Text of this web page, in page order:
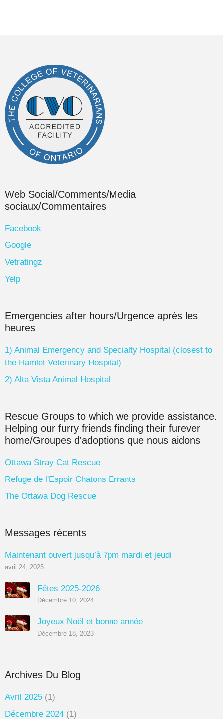
Web Social/Comments/Media
sociaux/Commentaires
Facebook
Google
Vetratingz
Yelp
Emergencies after hours/Urgence après les
heures
1) Animal Emergency and Specialty Hospital (closest to
the Hamlet Veterinary Hospital)
2) Alta Vista Animal Hospital
Rescue Groups to which we provide assistance.
Helping our furry friends finding their furever
home/Groupes d'adoptions que nous aidons
Ottawa Stray Cat Rescue
Refuge de l'Espoir Chatons Errants
The Ottawa Dog Rescue
Messages récents
Maintenant ouvert jusqu’à 7pm mardi et jeudi
avril 24, 2025
Fêtes 2025-2026
Décembre 10, 2024
Joyeux Noël et bonne année
Décembre 18, 2023
Archives Du Blog
Avril 2025 (1)
Décembre 2024 (1)